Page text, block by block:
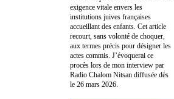
exigence vitale envers les
institutions juives françaises
accueillant des enfants. Cet article
recourt, sans volonté de choquer,
aux termes précis pour désigner les
actes commis. J’évoquerai ce
procès lors de mon interview par
Radio Chalom Nitsan diffusée dès
le 26 mars 2026.